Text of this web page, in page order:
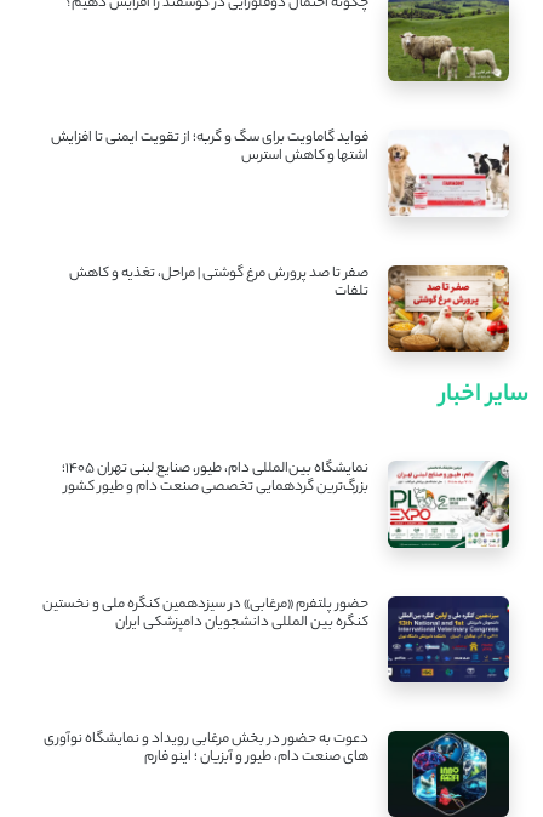
فواید گاماویت برای سگ و گربه؛ از تقویت ایمنی تا افزایش
اشتها و کاهش استرس
صفر تا صد پرورش مرغ گوشتی | مراحل، تغذیه و کاهش
تلفات
سایر اخبار
نمایشگاه بین‌المللی دام، طیور، صنایع لبنی تهران ۱۴۰۵؛
بزرگ‌ترین گردهمایی تخصصی صنعت دام و طیور کشور
حضور پلتفرم «مرغابی» در سیزدهمین کنگره ملی و نخستین
کنگره بین ‌المللی دانشجویان دامپزشکی ایران
دعوت به حضور در بخش مرغابی رویداد و نمایشگاه نوآوری
های صنعت دام، طیور و آبزیان ؛ اینو فارم